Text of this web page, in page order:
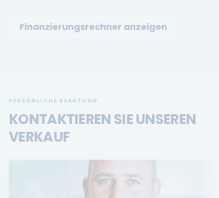
Finanzierungsrechner anzeigen
PERSÖNLICHE BERATUNG
KONTAKTIEREN SIE UNSEREN
VERKAUF